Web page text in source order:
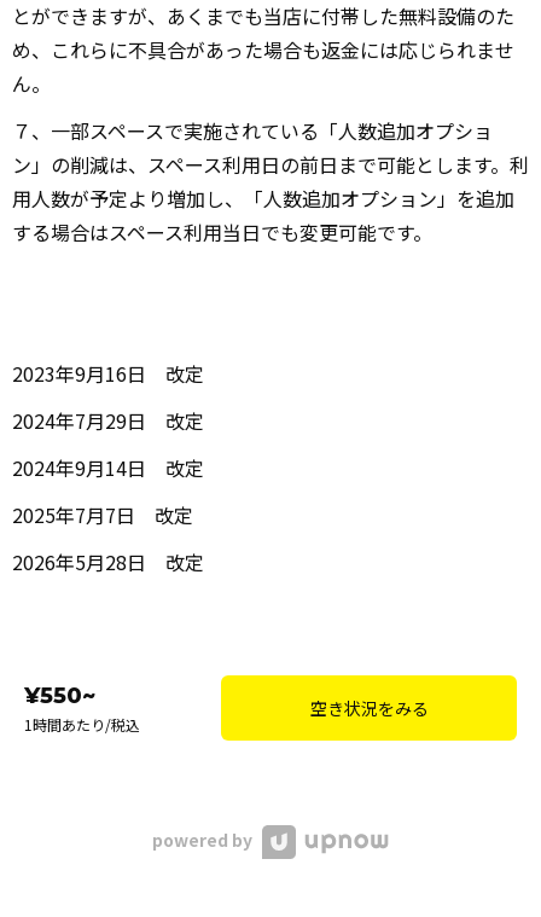
とができますが、あくまでも当店に付帯した無料設備のた
め、これらに不具合があった場合も返金には応じられませ
ん。
７、一部スペースで実施されている「人数追加オプショ
ン」の削減は、スペース利用日の前日まで可能とします。利
用人数が予定より増加し、「人数追加オプション」を追加
する場合はスペース利用当日でも変更可能です。
2023年9月16日 改定
2024年7月29日 改定
2024年9月14日 改定
2025年7月7日 改定
2026年5月28日 改定
¥550~
1時間あたり/税込
空き状況をみる
powered by